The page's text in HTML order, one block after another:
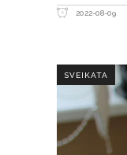
2022-08-09
SVEIKATA